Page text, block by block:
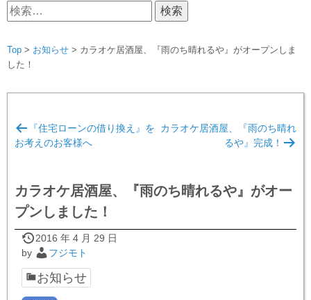
検
索:
Top > お知らせ > カラオケ居酒屋、『雨のち晴れるや』がオープンしま
した！
稿
ゲ
ー
シ
ョ
ン
『住宅ローンの借り換え』を
お考えのお客様へ
カラオケ居酒屋、『雨のち晴れ
るや』完成！
カラオケ居酒屋、『雨のち晴れるや』がオー
プンしました！
2016 年 4 月 29 日
by
フジモト
お知らせ